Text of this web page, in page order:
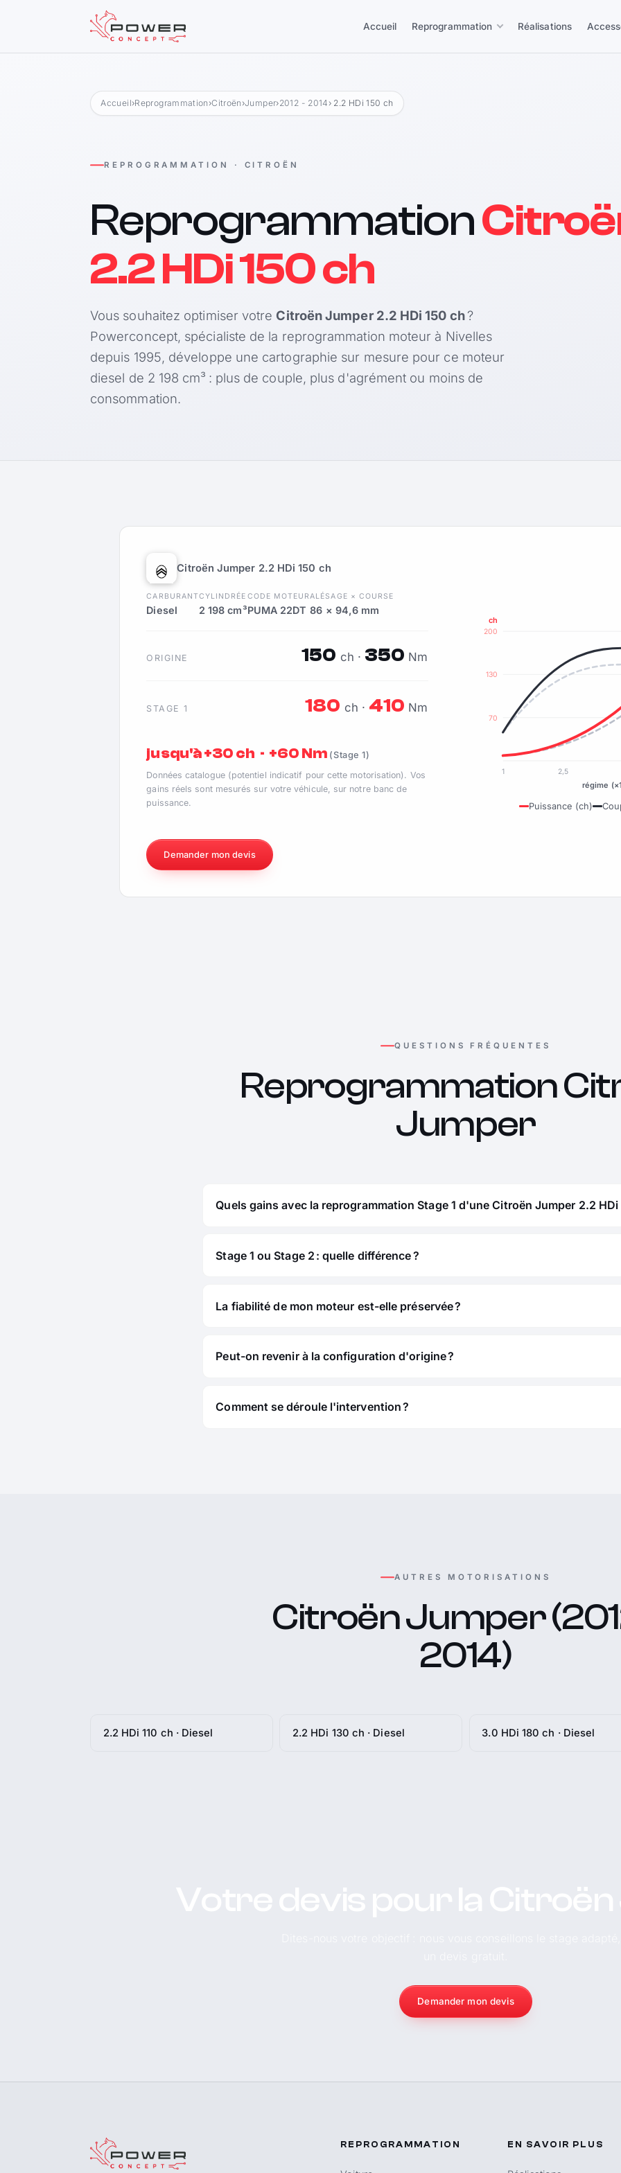
Accueil Reprogrammation Réalisations
Accueil›Reprogrammation ›Citroën ›Jumper›2012 - 2014 › 2.2 HDi 150 ch
REPROGRAMMATION · CITROËN
Reprogrammation
2.2 HDi 150 ch
Vous souhaitez optimiser votre Citroën Jumper 2.2 HDi 150 ch?
Powerconcept, spécialiste de la reprogrammation moteur à Nivelles
depuis 1995, développe une cartographie sur mesure pour ce moteur
diesel de 2 198 cm³ : plus de couple, plus d'agrément ou moins de
consommation.
Citroën Jumper 2.2 HDi 150 ch
CARBURANT
Diesel
CYLINDRÉE
2 198 cm³
CODE MOTEUR
PUMA 22DT
ALÉSAGE × COURSE
86 × 94,6 mm
ORIGINE 150 ch · 350 Nm
STAGE 1 180 ch · 410 Nm
jusqu'à +30 ch · +60 Nm (Stage 1)
Données catalogue (potentiel indicatif pour cette motorisation). Vos
gains réels sont mesurés sur votre véhicule, sur notre banc de
puissance.
70
130
200
ch
1 2,5
régime
Puissance (ch)
Demander mon devis
QUESTIONS FRÉQUENTES
Reprogrammation
Jumper
Quels gains avec la reprogrammation Stage 1 d'une Citroën Jumper 2.2 HDi
Stage 1 ou Stage 2 : quelle différence ?
La fiabilité de mon moteur est-elle préservée ?
Peut-on revenir à la configuration d'origine ?
Comment se déroule l'intervention ?
AUTRES MOTORISATIONS
Citroën Jumper
2014)
2.2 HDi 110 ch · Diesel 2.2 HDi 130 ch · Diesel 3.0 HDi 180 ch · Diesel
Demander mon devis
REPROGRAMMATION EN SAVOIR PLUS